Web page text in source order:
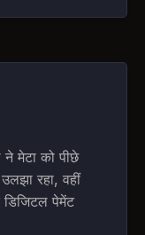
मेटा को पीछे
रहा, वहीं
पेमेंट